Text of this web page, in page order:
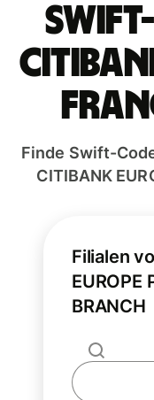
Finde Swift-
CITIBANK
Filialen
EUROPE
BRANCH